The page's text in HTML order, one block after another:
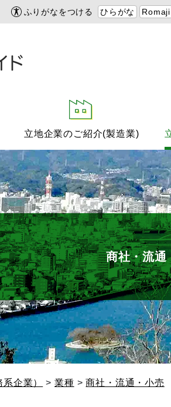
ふりがなをつける ひらがな Romaji
立地企業のご紹介(製造業)
商社・流通
企業） 業種 商社・流通・小売